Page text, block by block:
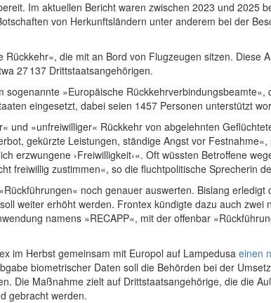
Im aktuellen Bericht waren zwischen 2023 und 2025
von Herkunftsländern unter anderem bei der
die mit an Bord von Flugzeugen sitzen. Diese
27 137 Drittstaatsangehörigen.
»Europäische Rückkehrverbindungsbeamte«,
eingesetzt, dabei seien 1457 Personen unterstützt
»unfreiwilliger« Rückkehr von abgelehnten
gekürzte Leistungen, ständige Angst vor
erzwungene ›Freiwilligkeit‹«. Oft wüssten Betroffene
freiwillig zustimmen«, so die fluchtpolitische Sprecherin
noch genauer auswerten. Bislang erledigt
weiter erhöht werden. Frontex kündigte dazu auch zwei
namens »RECAPP«, mit der offenbar
im Herbst gemeinsam mit Europol auf Lampedusa einen
biometrischer Daten soll die Behörden bei der
Die Maßnahme zielt auf Drittstaatsangehörige, die die
gebracht werden.